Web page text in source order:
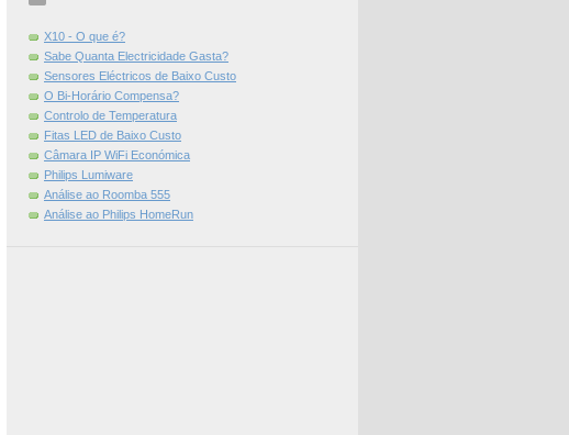
X10 - O que é?
Sabe Quanta Electricidade Gasta?
Sensores Eléctricos de Baixo Custo
O Bi-Horário Compensa?
Controlo de Temperatura
Fitas LED de Baixo Custo
Câmara IP WiFi Económica
Philips Lumiware
Análise ao Roomba 555
Análise ao Philips HomeRun